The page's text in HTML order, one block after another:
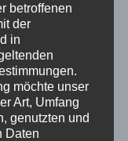
betroffenen
der
in
möchte unser
Art, Umfang
genutzten und
Daten